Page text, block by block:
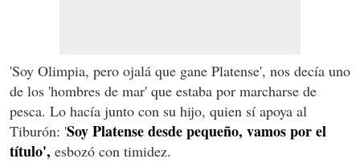
'Soy Olimpia, pero ojalá que gane Platense', nos decía uno
de los 'hombres de mar' que estaba por marcharse de
pesca. Lo hacía junto con su hijo, quien sí apoya al
Tiburón: 'Soy Platense desde pequeño, vamos por el
título', esbozó con timidez.